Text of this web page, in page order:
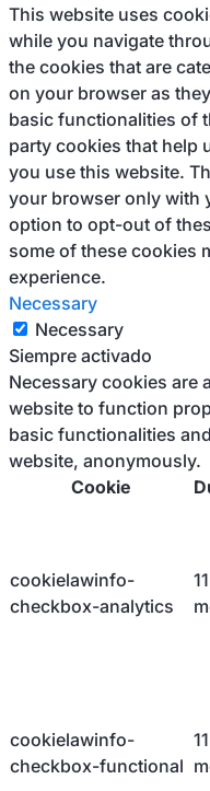
This website uses
while you navigate
the cookies that are
on your browser as
basic functionalities of
party cookies that help
you use this website.
your browser only with
option to opt-out of
some of these cookies
experience.
Necessary
Necessary
Siempre activado
Necessary cookies are
website to function
basic functionalities
website, anonymously.
Cookie
cookielawinfo-
checkbox-analytics
11
cookielawinfo-
checkbox-functional
11